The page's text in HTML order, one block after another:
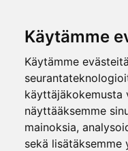
Käytämme
Käytämme
käyttäjäkokemusta
näyttääksemme
mainoksia,
sekä lisätäksemme